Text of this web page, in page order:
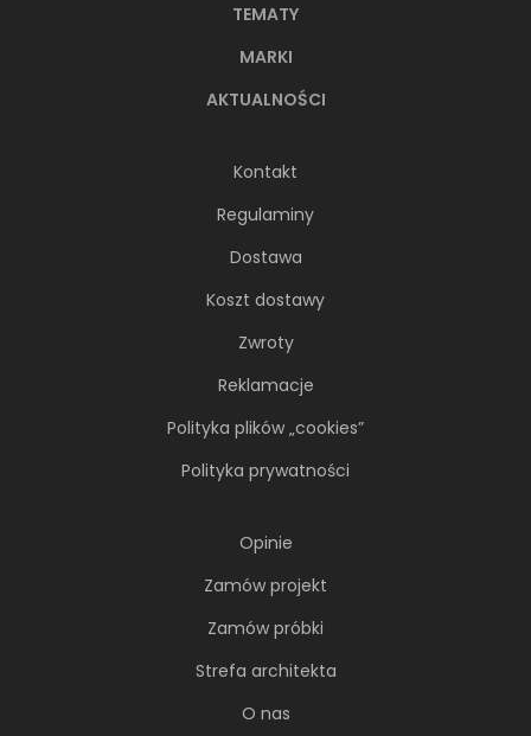
66-metrowy apartament:
przystań dla nowoczesnej
Młoda, żyjąca dynamicznie inwestorka przez
metrowe mieszkanie projektu AVO
Minimalizm wcale nie musi opierać się na
TEMATY
MARKI
AKTUALNOŚCI
Kontakt
Regulaminy
Dostawa
Koszt dostawy
Zwroty
Reklamacje
Polityka plików „cookies”
Polityka prywatności
Opinie
Zamów projekt
Zamów próbki
Strefa architekta
O nas